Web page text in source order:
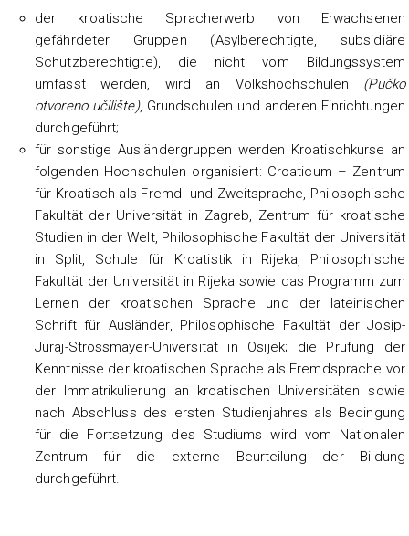
der kroatische Spracherwerb von Erwachsenen
gefährdeter Gruppen (Asylberechtigte, subsidiäre
Schutzberechtigte), die nicht vom Bildungssystem
umfasst werden, wird an Volkshochschulen (Pučko
otvoreno učilište), Grundschulen und anderen Einrichtungen
durchgeführt;
für sonstige Ausländergruppen werden Kroatischkurse an
folgenden Hochschulen organisiert: Croaticum – Zentrum
für Kroatisch als Fremd- und Zweitsprache, Philosophische
Fakultät der Universität in Zagreb, Zentrum für kroatische
Studien in der Welt, Philosophische Fakultät der Universität
in Split, Schule für Kroatistik in Rijeka, Philosophische
Fakultät der Universität in Rijeka sowie das Programm zum
Lernen der kroatischen Sprache und der lateinischen
Schrift für Ausländer, Philosophische Fakultät der Josip-
Juraj-Strossmayer-Universität in Osijek; die Prüfung der
Kenntnisse der kroatischen Sprache als Fremdsprache vor
der Immatrikulierung an kroatischen Universitäten sowie
nach Abschluss des ersten Studienjahres als Bedingung
für die Fortsetzung des Studiums wird vom Nationalen
Zentrum für die externe Beurteilung der Bildung
durchgeführt.